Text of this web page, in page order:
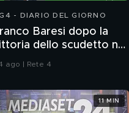
- DIARIO DEL GIORNO
Baresi dopo la
dello scudetto nel
ago | Rete 4
11 MIN